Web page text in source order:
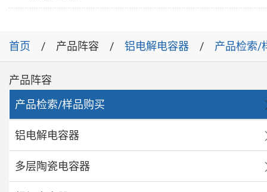
首页 产品阵容 铝电解电容器 产品检索/
产品阵容
产品检索/样品购买
铝电解电容器
多层陶瓷电容器